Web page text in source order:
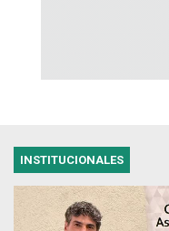
INSTITUCIONALES